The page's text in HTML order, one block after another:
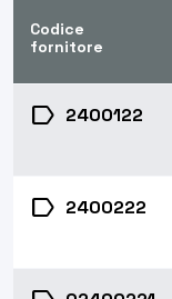
Codice
fornitore
label 2400122
label 2400222